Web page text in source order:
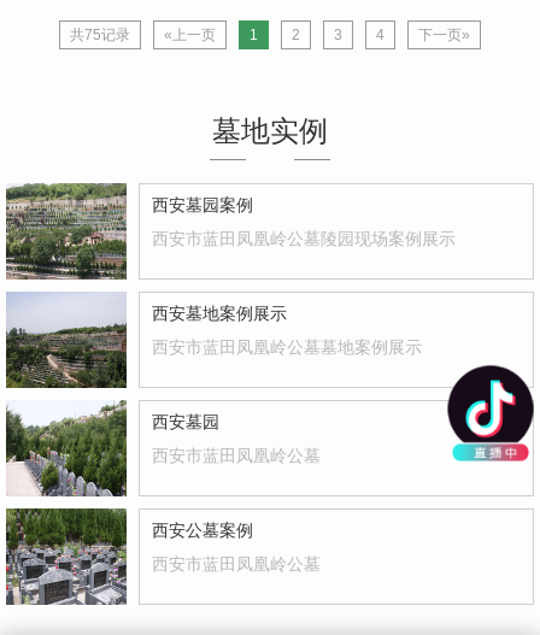
共75记录 «上一页 1 2 3 4 下一页»
墓地实例
西安墓园案例
西安市蓝田凤凰岭公墓陵园现场案例展示
西安墓地案例展示
西安市蓝田凤凰岭公墓墓地案例展示
西安墓园
西安市蓝田凤凰岭公墓
西安公墓案例
西安市蓝田凤凰岭公墓